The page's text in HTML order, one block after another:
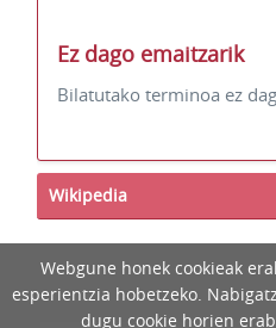
Ez dago emaitzarik
Bilatutako terminoa ez
Wikipedia
Webgune honek cookieak
esperientzia hobetzeko.
dugu cookie horien